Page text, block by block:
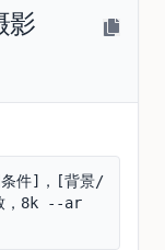
影
件]，[背景/
，8k --ar